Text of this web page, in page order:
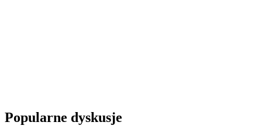
Popularne dyskusje